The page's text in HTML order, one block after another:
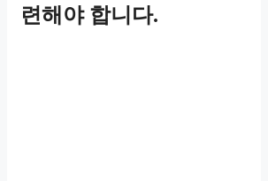
련해야 합니다.